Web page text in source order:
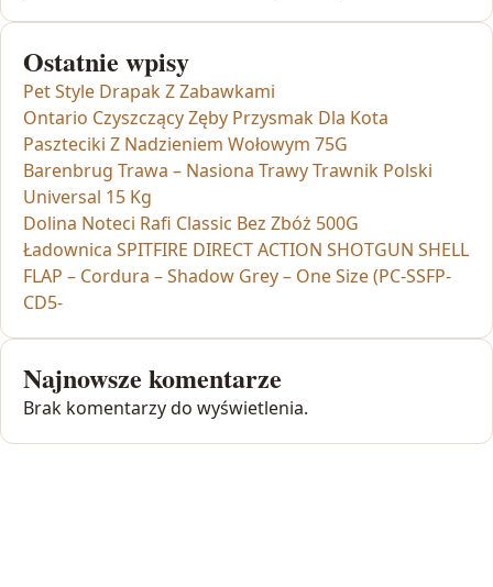
Ostatnie wpisy
Pet Style Drapak Z Zabawkami
Ontario Czyszczący Zęby Przysmak Dla Kota
Paszteciki Z Nadzieniem Wołowym 75G
Barenbrug Trawa – Nasiona Trawy Trawnik Polski
Universal 15 Kg
Dolina Noteci Rafi Classic Bez Zbóż 500G
Ładownica SPITFIRE DIRECT ACTION SHOTGUN SHELL
FLAP – Cordura – Shadow Grey – One Size (PC-SSFP-
CD5-
Najnowsze komentarze
Brak komentarzy do wyświetlenia.